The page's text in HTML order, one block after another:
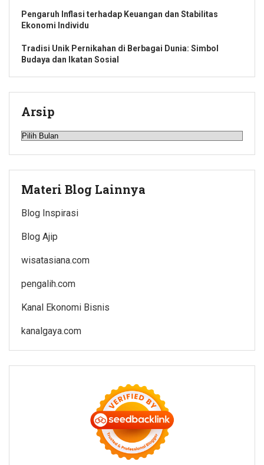
Pengaruh Inflasi terhadap Keuangan dan Stabilitas
Ekonomi Individu
Tradisi Unik Pernikahan di Berbagai Dunia: Simbol
Budaya dan Ikatan Sosial
Arsip
Arsip
Materi Blog Lainnya
Blog Inspirasi
Blog Ajip
wisatasiana.com
pengalih.com
Kanal Ekonomi Bisnis
kanalgaya.com